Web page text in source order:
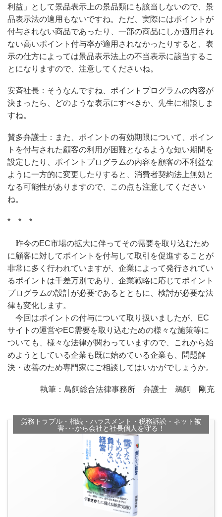
利益」として景品表示上の景品類にも該当しないので、景
品表示法の適用もないですね。ただ、実際にはポイントが
付与されない商品であったり、一部の商品にしか適用され
ない高いポイント付与率が適用されなかったりすると、表
示の仕方によっては景品表示法上の不当表示に該当するこ
とになりますので、注意してくださいね。
安斉社長：そうなんですね、ポイントプログラムの内容が
決まったら、どのような表示にすべきか、先生に相談しま
すね。
賛多弁護士：また、ポイントの有効期限について、ポイン
トを付与された顧客の利用が困難となるような短い期間を
設定したり、ポイントプログラムの内容を顧客の不利益な
ように一方的に変更したりすると、消費者契約法上無効と
なる可能性がありますので、この点も注意してください
ね。
* * *
昨今のEC市場の拡大に伴ってその需要を取り込むため
に顧客に対してポイントを付与して取引を促進することが
非常に多く行われていますが、企業によって発行されてい
るポイントは千差万別であり、企業戦略に応じてポイント
プログラムの設計が必要であるとともに、検討が必要な法
律も変化します。
今回はポイントの付与について取り扱いましたが、EC
サイトの運営やEC需要を取り込むための様々な施策等に
ついても、様々な法律が関わっていますので、これから始
めようとしている企業も既に始めている企業も、問題解
決・改善のため専門家にご相談してはいかがでしょうか。
執筆：鳥飼総合法律事務所 弁護士 鵜飼 剛充
労務トラブル・相続・ハラスメント・税務訴訟・ネット被
害･･･から会社と社長個人を守る！